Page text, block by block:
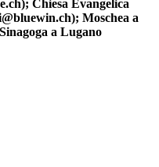
Chiesa Evangelica
Moschea a
a Lugano